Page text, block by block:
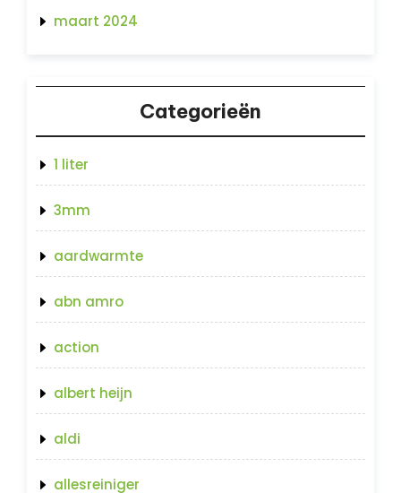
maart 2024
Categorieën
1 liter
3mm
aardwarmte
abn amro
action
albert heijn
aldi
allesreiniger